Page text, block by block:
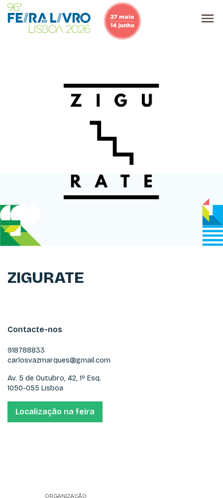
ZIGURATE
Contacte-nos
918788833
carlosvazmarques@gmail.com
Av. 5 de Outubro, 42, 1º Esq.
1050-055 Lisboa
Localização na feira
ORGANIZAÇÃO